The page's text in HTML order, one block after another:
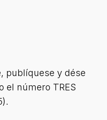
publíquese y dése
el número TRES